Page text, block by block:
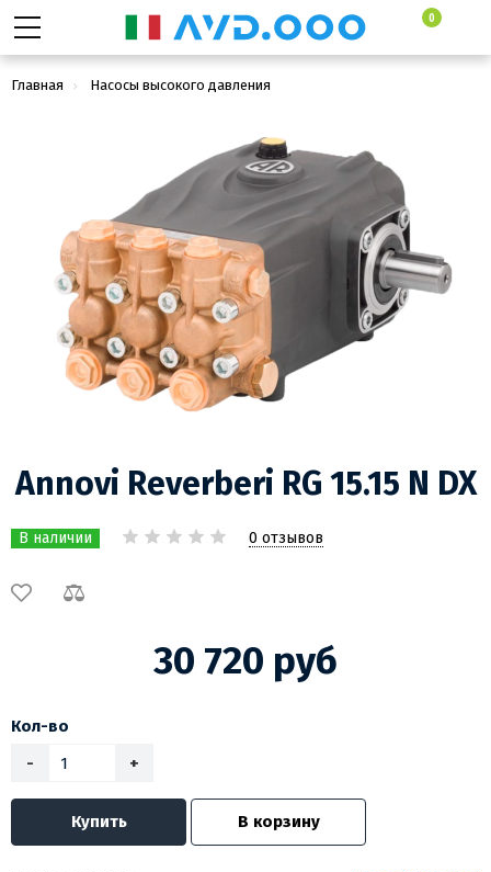
0
Главная
Насосы высокого давления
Annovi Reverberi RG 15.15 N DX
В наличии 0 отзывов
30 720 руб
Кол-во
-
+
Купить В корзину